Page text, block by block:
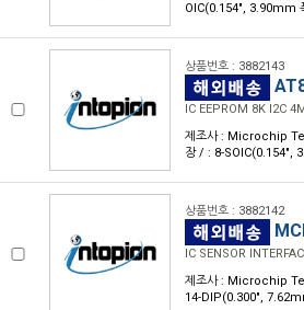
OIC(0.154", 3.90mm
상품번호 : 3882143
IC EEPROM 8K I2C
제조사 : Microchip
장 / : 8-SOIC(0.154",
상품번호 : 3882142
IC SENSOR
제조사 : Microchip
14-DIP(0.300",